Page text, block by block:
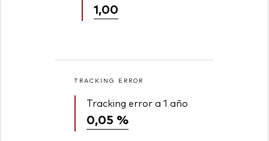
1,00
TRACKING ERROR
Tracking error a 1 año
0,05 %